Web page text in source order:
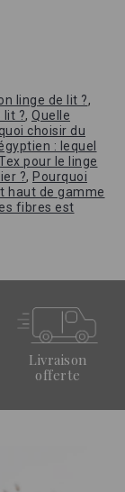
linge de lit ?,
lit ?, Quelle
choisir du
: lequel
pour le linge
?, Pourquoi
haut de gamme
fibres est
Livraison
offerte